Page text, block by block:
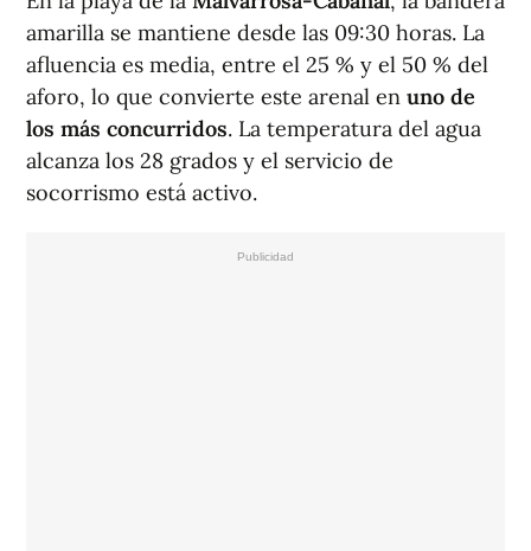
amarilla se mantiene desde las 09:30 horas. La
afluencia es media, entre el 25 % y el 50 % del
aforo, lo que convierte este arenal en uno de
los más concurridos. La temperatura del agua
alcanza los 28 grados y el servicio de
socorrismo está activo.